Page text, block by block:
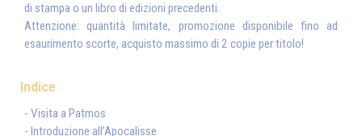
di stampa o un libro di edizioni precedenti.
Attenzione: quantità limitate, promozione disponibile fino ad
esaurimento scorte, acquisto massimo di 2 copie per titolo!
Indice
- Visita a Patmos
- Introduzione all’Apocalisse